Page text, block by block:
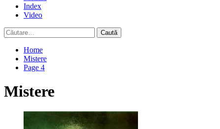
Index
Video
Caută
după:
Home
Mistere
Page 4
Mistere